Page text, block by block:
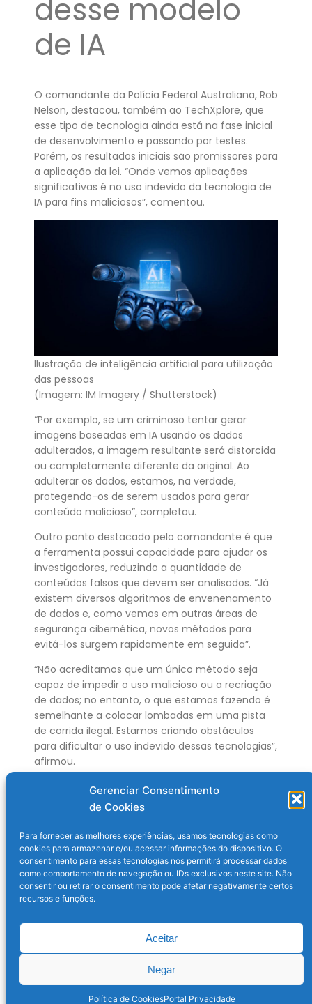
Gerenciar Consentimento
de Cookies
Para fornecer as melhores experiências, usamos tecnologias como
cookies para armazenar e/ou acessar informações do dispositivo. O
consentimento para essas tecnologias nos permitirá processar dados
como comportamento de navegação ou IDs exclusivos neste site. Não
consentir ou retirar o consentimento pode afetar negativamente certos
recursos e funções.
Aceitar
Negar
Política de CookiesPortal Privacidade
desse modelo
de IA
O comandante da Polícia Federal Australiana, Rob
Nelson, destacou, também ao TechXplore, que
esse tipo de tecnologia ainda está na fase inicial
de desenvolvimento e passando por testes.
Porém, os resultados iniciais são promissores para
a aplicação da lei. “Onde vemos aplicações
significativas é no uso indevido da tecnologia de
IA para fins maliciosos”, comentou.
Ilustração de inteligência artificial para utilização
das pessoas
(Imagem: IM Imagery / Shutterstock)
“Por exemplo, se um criminoso tentar gerar
imagens baseadas em IA usando os dados
adulterados, a imagem resultante será distorcida
ou completamente diferente da original. Ao
adulterar os dados, estamos, na verdade,
protegendo-os de serem usados para gerar
conteúdo malicioso”, completou.
Outro ponto destacado pelo comandante é que
a ferramenta possui capacidade para ajudar os
investigadores, reduzindo a quantidade de
conteúdos falsos que devem ser analisados. “Já
existem diversos algoritmos de envenenamento
de dados e, como vemos em outras áreas de
segurança cibernética, novos métodos para
evitá-los surgem rapidamente em seguida”.
“Não acreditamos que um único método seja
capaz de impedir o uso malicioso ou a recriação
de dados; no entanto, o que estamos fazendo é
semelhante a colocar lombadas em uma pista
de corrida ilegal. Estamos criando obstáculos
para dificultar o uso indevido dessas tecnologias”,
afirmou.
Austrália desenvolve IA para frear crimes
apareceu primeiro em